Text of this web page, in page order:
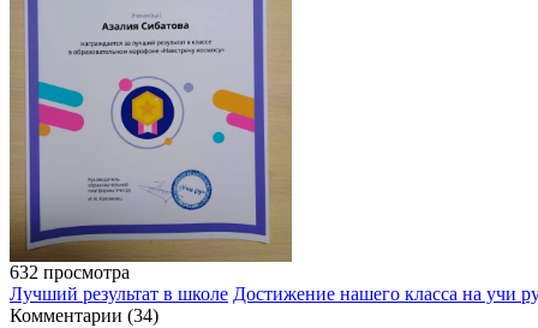
632 просмотра
Лучший результат в школе Достижение нашего класса на учи
Комментарии (34)